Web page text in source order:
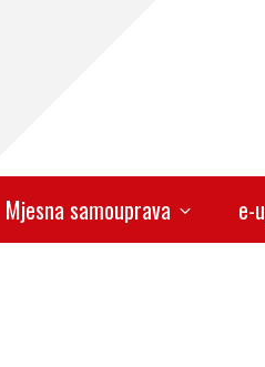
Mjesna samouprava e-